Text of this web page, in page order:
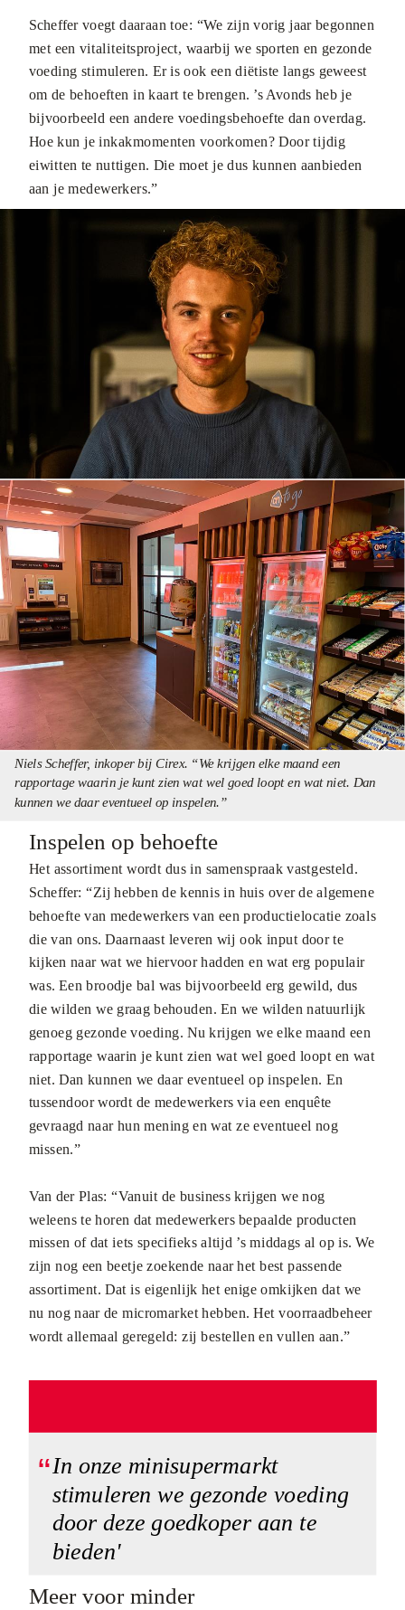
Scheffer voegt daaraan toe: “We zijn vorig jaar begonnen
met een vitaliteitsproject, waarbij we sporten en gezonde
voeding stimuleren. Er is ook een diëtiste langs geweest
om de behoeften in kaart te brengen. ’s Avonds heb je
bijvoorbeeld een andere voedingsbehoefte dan overdag.
Hoe kun je inkakmomenten voorkomen? Door tijdig
eiwitten te nuttigen. Die moet je dus kunnen aanbieden
aan je medewerkers.”
Niels Scheffer, inkoper bij Cirex. “We krijgen elke maand een
rapportage waarin je kunt zien wat wel goed loopt en wat niet. Dan
kunnen we daar eventueel op inspelen.”
Inspelen op behoefte
Het assortiment wordt dus in samenspraak vastgesteld.
Scheffer: “Zij hebben de kennis in huis over de algemene
behoefte van medewerkers van een productielocatie zoals
die van ons. Daarnaast leveren wij ook input door te
kijken naar wat we hiervoor hadden en wat erg populair
was. Een broodje bal was bijvoorbeeld erg gewild, dus
die wilden we graag behouden. En we wilden natuurlijk
genoeg gezonde voeding. Nu krijgen we elke maand een
rapportage waarin je kunt zien wat wel goed loopt en wat
niet. Dan kunnen we daar eventueel op inspelen. En
tussendoor wordt de medewerkers via een enquête
gevraagd naar hun mening en wat ze eventueel nog
missen.”
Van der Plas: “Vanuit de business krijgen we nog
weleens te horen dat medewerkers bepaalde producten
missen of dat iets specifieks altijd ’s middags al op is. We
zijn nog een beetje zoekende naar het best passende
assortiment. Dat is eigenlijk het enige omkijken dat we
nu nog naar de micromarket hebben. Het voorraadbeheer
wordt allemaal geregeld: zij bestellen en vullen aan.”
In onze minisupermarkt
stimuleren we gezonde voeding
door deze goedkoper aan te
bieden'
Meer voor minder